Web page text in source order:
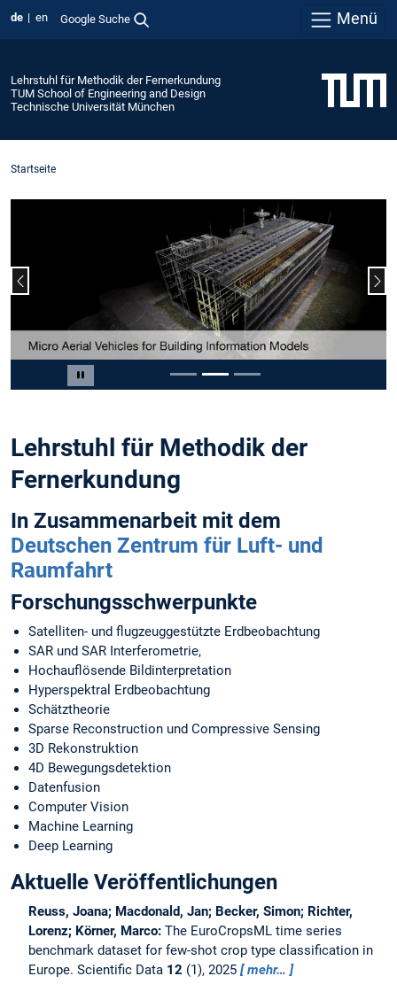
de en Google Suche Menü
Lehrstuhl für Methodik der Fernerkundung
TUM School of Engineering and Design
Technische Universität München
Startseite
Carousel pausieren
Vorheriger Slide
Slide 2 von 3
Lehrstuhl für Methodik der
Fernerkundung
In Zusammenarbeit mit dem
Deutschen Zentrum für Luft- und
Raumfahrt
Forschungsschwerpunkte
Satelliten- und flugzeuggestützte Erdbeobachtung
SAR und SAR Interferometrie,
Hochauflösende Bildinterpretation
Hyperspektral Erdbeobachtung
Schätztheorie
Sparse Reconstruction und Compressive Sensing
3D Rekonstruktion
4D Bewegungsdetektion
Datenfusion
Computer Vision
Machine Learning
Deep Learning
Aktuelle Veröffentlichungen
Reuss, Joana; Macdonald, Jan; Becker, Simon; Richter,
Lorenz; Körner, Marco: The EuroCropsML time series
benchmark dataset for few-shot crop type classification in
Europe. Scientific Data 12 (1), 2025 mehr…